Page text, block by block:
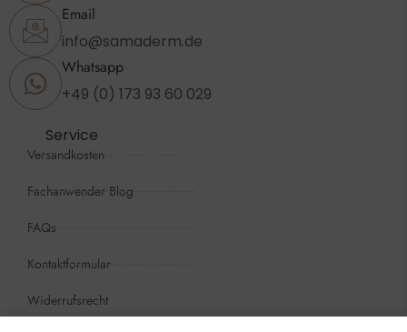
Email
info@samaderm.de
Whatsapp
+49 (0) 173 93 60 029
Service
Versandkosten
Fachanwender Blog
FAQs
Kontaktformular
Widerrufsrecht